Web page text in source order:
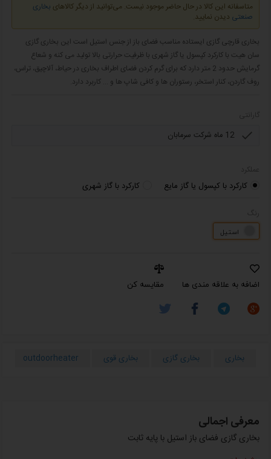
متاسفانه این کالا در حال حاضر موجود نیست. می‌توانید از دیگر کالاهای بخاری
صنعتی دیدن نمایید.
بخاری قارچی گازی ایستاده مناسب فضای باز از جنس استیل است این بخاری گازی
سان هیت با کارکرد کپسول یا گاز شهری با ظرفیت حرارتی بالا تولید می کنه و شعاع
گرمایش حدود 2 متر دارد که برای گرم کردن فضای اطراف بخاری در حیاط، آلاچیق، تراس،
روف گاردن، کنار استخر، رستوران ها و کافی شاپ ها و ... کاربرد دارد.
کارکرد با کپسول یا گاز مایع کارکرد با گاز شهری
استیل
اضافه به علاقه مندی ها مقایسه کن
بخاری بخاری گازی بخاری قوی outdoorheater
معرفی اجمالی
بخاری گازی فضای باز استیل با پایه ثابت